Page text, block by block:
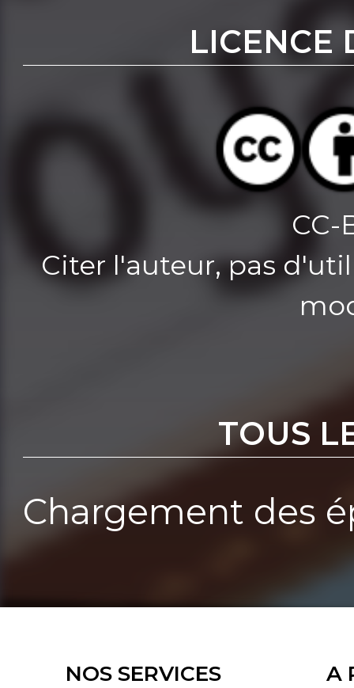
LICENCE
CC-
Citer l'auteur, pas
TOUS
Chargement des
NOS SERVICES A